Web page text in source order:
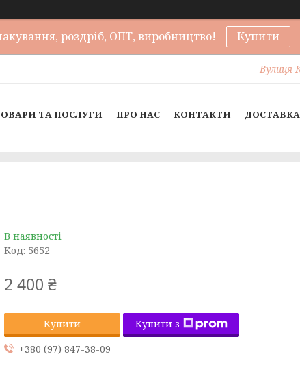
роздріб, ОПТ, виробництво! Купити
Вулиця
ТА ПОСЛУГИ ПРО НАС КОНТАКТИ
В наявності
Код: 5652
2 400 ₴
Купити
Купити з
+380 (97) 847-38-09